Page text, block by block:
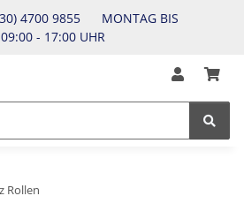
4700 9855 MONTAG BIS
09:00 - 17:00 UHR
Rollen